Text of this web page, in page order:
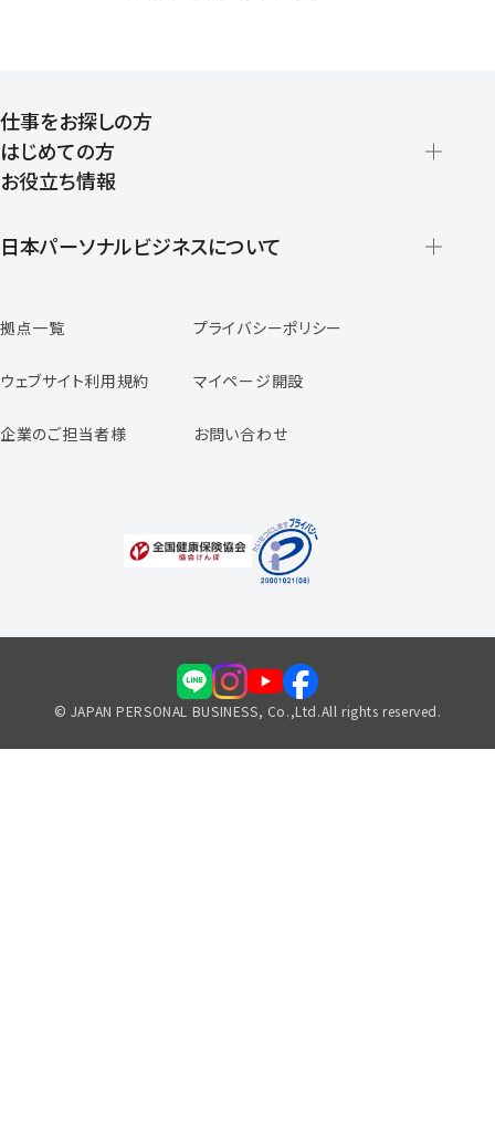
仕事をお探しの方
はじめての方
登録から就業開始までの流れ
お役立ち情報
日本パーソナルビジネスについて
スタッフの声
専任コンサルタントの声
福利厚生のご案内
拠点一覧 プライバシーポリシー
ウェブサイト利用規約 マイページ開設
企業のご担当者様 お問い合わせ
© JAPAN PERSONAL BUSINESS, Co.,Ltd.All rights reserved.